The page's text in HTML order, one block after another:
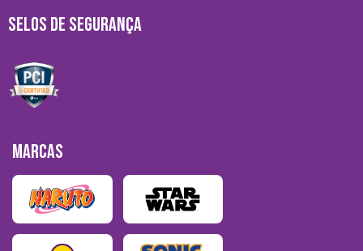
SELOS DE SEGURANÇA
MARCAS